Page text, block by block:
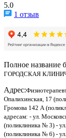
5.0
1 отзыв
Полное название
ГОРОДСКАЯ
Адрес:
Опалихинская, 17
Громова 142 А
адресам: - ул.
(поликлиника № 3) -
(поликлиника № 6) -